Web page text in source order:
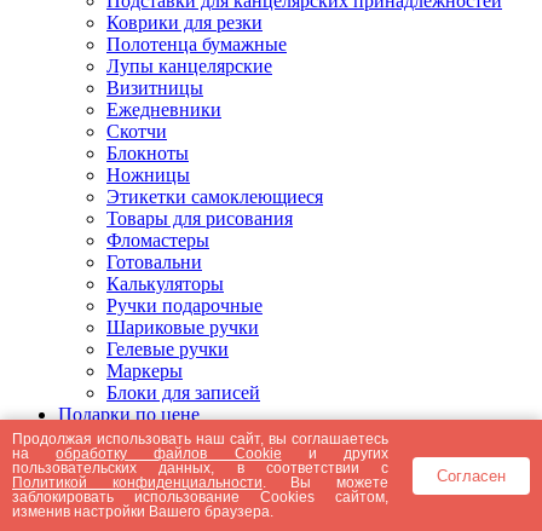
Коврики для резки
Полотенца бумажные
Лупы канцелярские
Визитницы
Ежедневники
Скотчи
Блокноты
Ножницы
Этикетки самоклеющиеся
Товары для рисования
Фломастеры
Готовальни
Калькуляторы
Ручки подарочные
Шариковые ручки
Гелевые ручки
Маркеры
Блоки для записей
Подарки по цене
Подарки от 5000 рублей
Подарки до 5000 рублей
Подарки до 3000 рублей
Подарки до 2000 рублей
Подарки до 1000 рублей
Продолжая использовать наш сайт, вы соглашаетесь
наобработку файлов Cookie и других
пользовательских данных, в соответствии с
Политикой конфиденциальности . Вы можете
заблокировать использование Cookies сайтом,
изменив настройки Вашего браузера.
Согласен